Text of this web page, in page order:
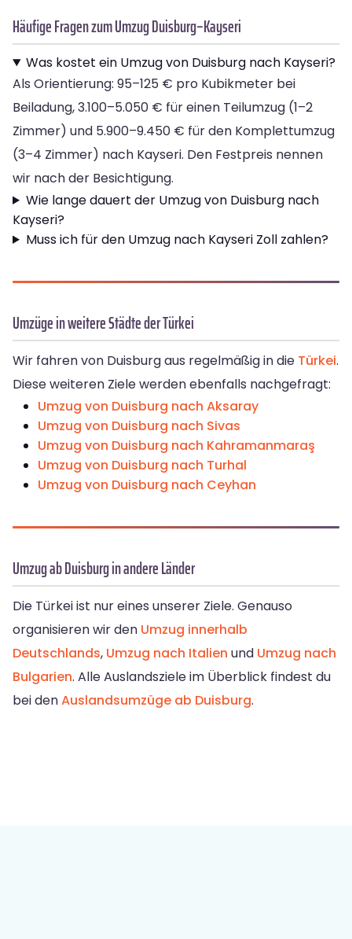
Häufige Fragen zum Umzug Duisburg–Kayseri
Was kostet ein Umzug von Duisburg nach Kayseri?
Als Orientierung: 95–125 € pro Kubikmeter bei
Beiladung, 3.100–5.050 € für einen Teilumzug (1–2
Zimmer) und 5.900–9.450 € für den Komplettumzug
(3–4 Zimmer) nach Kayseri. Den Festpreis nennen
wir nach der Besichtigung.
Wie lange dauert der Umzug von Duisburg nach
Kayseri?
Muss ich für den Umzug nach Kayseri Zoll zahlen?
Umzüge in weitere Städte der Türkei
Wir fahren von Duisburg aus regelmäßig in die Türkei.
Diese weiteren Ziele werden ebenfalls nachgefragt:
Umzug von Duisburg nach Aksaray
Umzug von Duisburg nach Sivas
Umzug von Duisburg nach Kahramanmaraş
Umzug von Duisburg nach Turhal
Umzug von Duisburg nach Ceyhan
Umzug ab Duisburg in andere Länder
Die Türkei ist nur eines unserer Ziele. Genauso
organisieren wir den Umzug innerhalb
Deutschlands, Umzug nach Italien und Umzug nach
Bulgarien. Alle Auslandsziele im Überblick findest du
bei denAuslandsumzüge ab Duisburg.